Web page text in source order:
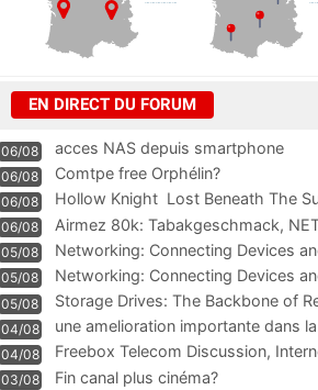
EN DIRECT DU FORUM
06/08 acces NAS depuis smartphone
06/08 Comtpe free Orphélin?
06/08 Hollow Knight  Lost Beneath The
06/08
Airmez 80k: Tabakgeschmack,
Technologie und Leistung im
05/08 Networking: Connecting Devices
05/08
Networking: Connecting Devices
Information
05/08
Storage Drives: The Backbone of
Management
04/08
une amelioration importante dans
WIFI
04/08
Freebox Telecom Discussion,
Communi
03/08 Fin canal plus cinéma?